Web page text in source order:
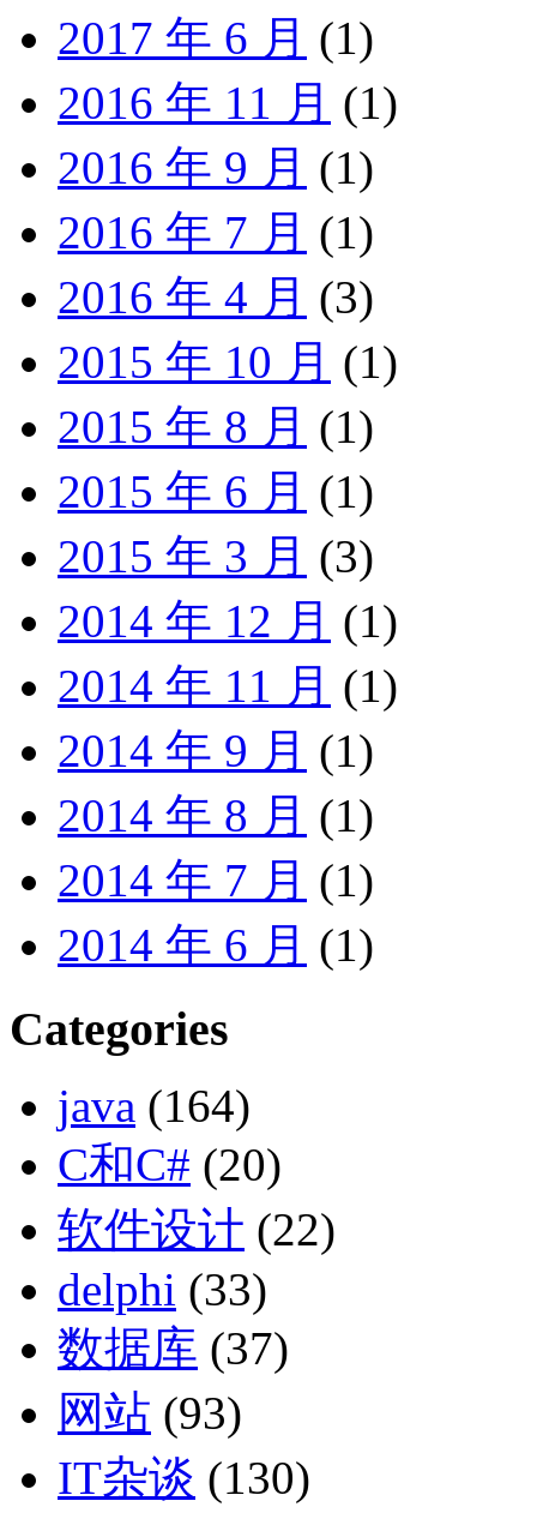
2017 年 6 月 (1)
2016 年 11 月 (1)
2016 年 9 月 (1)
2016 年 7 月 (1)
2016 年 4 月 (3)
2015 年 10 月 (1)
2015 年 8 月 (1)
2015 年 6 月 (1)
2015 年 3 月 (3)
2014 年 12 月 (1)
2014 年 11 月 (1)
2014 年 9 月 (1)
2014 年 8 月 (1)
2014 年 7 月 (1)
2014 年 6 月 (1)
Categories
java (164)
C和C# (20)
软件设计 (22)
delphi (33)
数据库 (37)
网站 (93)
IT杂谈 (130)